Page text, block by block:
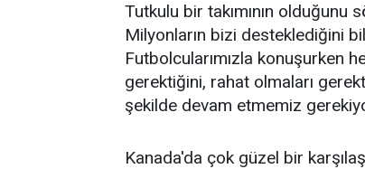
Tutkulu bir takımının olduğunu
Milyonların bizi desteklediğini
Futbolcularımızla konuşurken
gerektiğini, rahat olmaları
şekilde devam etmemiz
Kanada'da çok güzel bir